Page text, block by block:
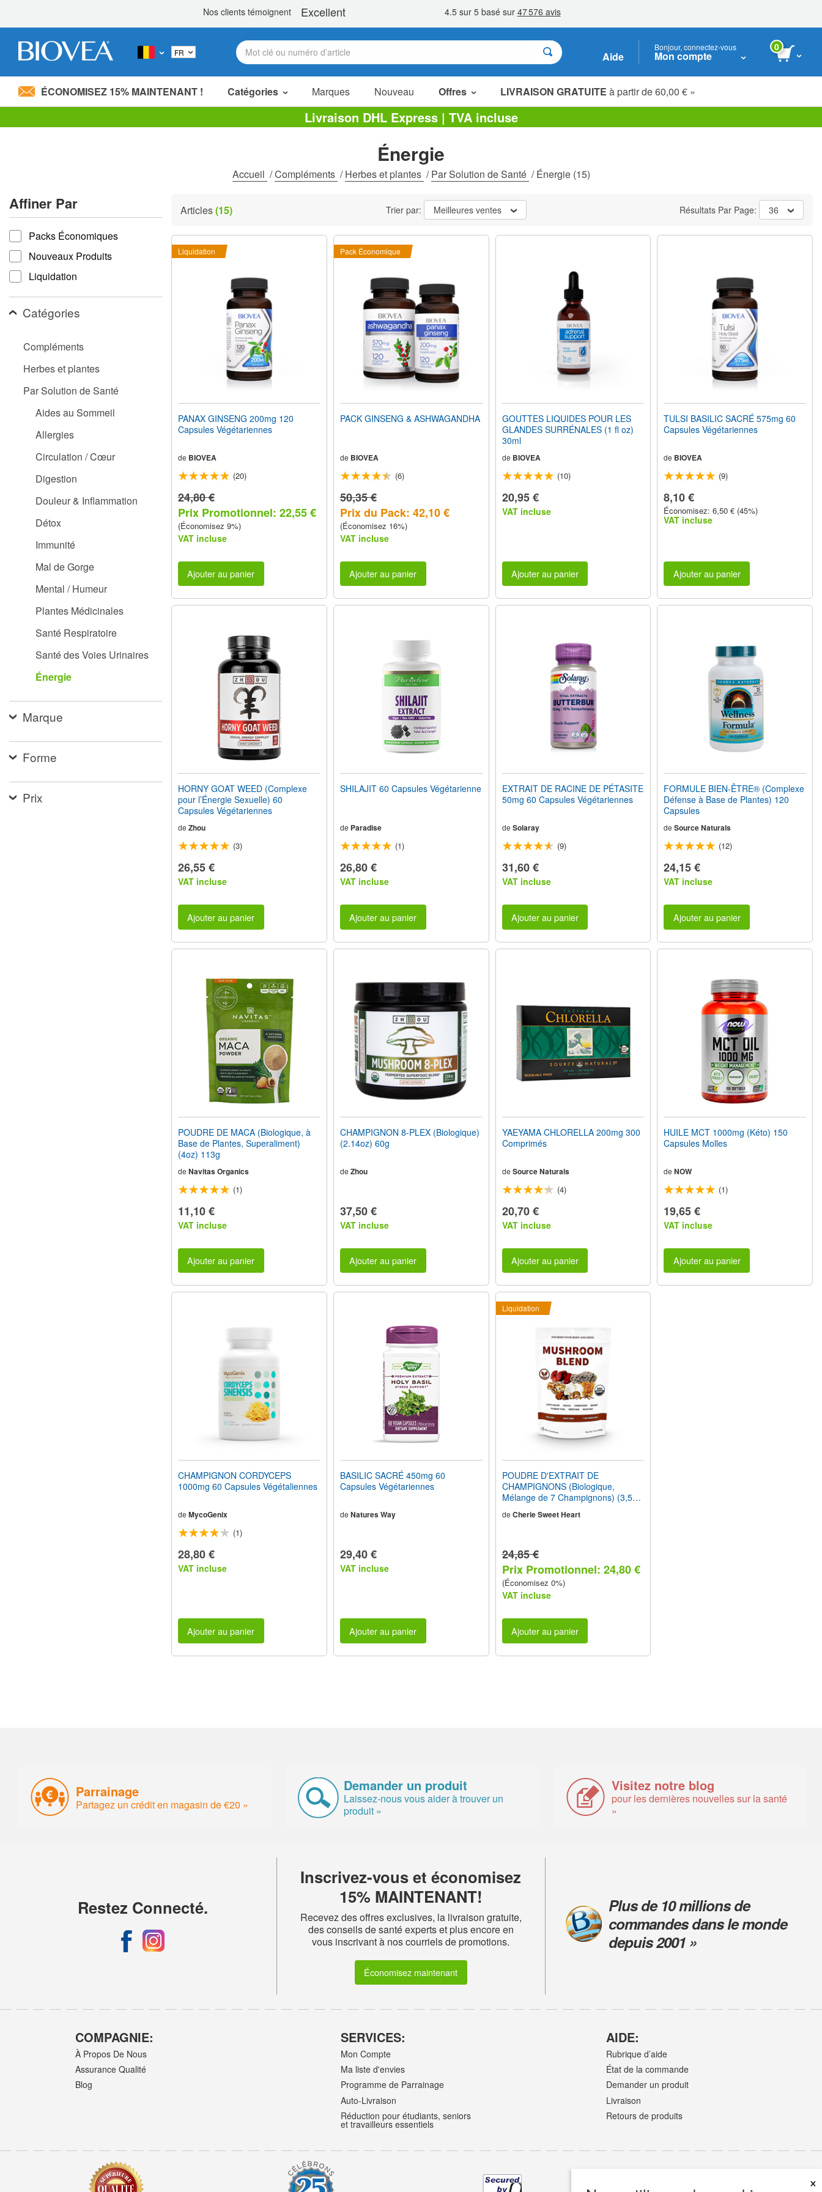
Veuillez
un
système
d'accessibilité.
Appuyez
sur
Ctrl-
F11
pour
site
malvoyants
utilisent
lecteur
Appuyez
d'accessibilité.
Aide
Bonjour, connectez-vous
Mon compte
0
ÉCONOMISEZ 15% MAINTENANT ! Catégories Marques Nouveau Offres LIVRAISON GRATUITE à partir de 60,00 € »
Articles en Promotion
Packs Économiques
Liquidation
Livraison DHL Express | TVA incluse
×
Énergie
Accueil /Compléments /Herbes et plantes /Par Solution de Santé /Énergie(15)
Affiner Par
Affiner par
Packs Économiques
Nouveaux Produits
Liquidation
Catégories
Compléments
Herbes et plantes
Par Solution de Santé
Aides au Sommeil
Allergies
Circulation / Cœur
Digestion
Douleur & Inflammation
Détox
Immunité
Mal de Gorge
Mental / Humeur
Plantes Médicinales
Santé Respiratoire
Santé des Voies Urinaires
Énergie
Marque
Forme
Prix
Articles(15) Trier par: Meilleures ventes Résultats Par Page: 36
Liquidation
PANAX GINSENG 200mg 120
Capsules Végétariennes
de BIOVEA
(20)
24,80 €
Prix Promotionnel: 22,55 €
(Économisez 9%)
VAT incluse
Ajouter au panier
Pack Économique
PACK GINSENG & ASHWAGANDHA
de BIOVEA
(6)
50,35 €
Prix du Pack: 42,10 €
(Économisez 16%)
VAT incluse
Ajouter au panier
GOUTTES LIQUIDES POUR LES
GLANDES SURRÉNALES (1 fl oz)
30ml
de BIOVEA
(10)
20,95 €
VAT incluse
Ajouter au panier
TULSI BASILIC SACRÉ 575mg 60
Capsules Végétariennes
de BIOVEA
(9)
8,10 €
Économisez: 6,50 € (45%)
VAT incluse
Ajouter au panier
HORNY GOAT WEED (Complexe
pour l’Énergie Sexuelle) 60
Capsules Végétariennes
de Zhou
(3)
26,55 €
VAT incluse
Ajouter au panier
SHILAJIT 60 Capsules Végétarienne
de Paradise
(1)
26,80 €
VAT incluse
Ajouter au panier
EXTRAIT DE RACINE DE PÉTASITE
50mg 60 Capsules Végétariennes
de Solaray
(9)
31,60 €
VAT incluse
Ajouter au panier
FORMULE BIEN-ÊTRE® (Complexe
Défense à Base de Plantes) 120
Capsules
de Source Naturals
(12)
24,15 €
VAT incluse
Ajouter au panier
POUDRE DE MACA (Biologique, à
Base de Plantes, Superaliment)
(4oz) 113g
de Navitas Organics
(1)
11,10 €
VAT incluse
Ajouter au panier
CHAMPIGNON 8-PLEX (Biologique)
(2.14oz) 60g
de Zhou
37,50 €
VAT incluse
Ajouter au panier
YAEYAMA CHLORELLA 200mg 300
Comprimés
de Source Naturals
(4)
20,70 €
VAT incluse
Ajouter au panier
HUILE MCT 1000mg (Kéto) 150
Capsules Molles
de NOW
(1)
19,65 €
VAT incluse
Ajouter au panier
CHAMPIGNON CORDYCEPS
1000mg 60 Capsules Végétaliennes
de MycoGenix
(1)
28,80 €
VAT incluse
Ajouter au panier
BASILIC SACRÉ 450mg 60
Capsules Végétariennes
de Natures Way
29,40 €
VAT incluse
Ajouter au panier
Liquidation
POUDRE D'EXTRAIT DE
CHAMPIGNONS (Biologique,
Mélange de 7 Champignons) (3,5
de Cherie Sweet Heart
24,85 €
Prix Promotionnel: 24,80 €
(Économisez 0%)
VAT incluse
Ajouter au panier
Parrainage
Partagez un crédit en magasin de €20 »
Demander un produit
Laissez-nous vous aider à trouver un
produit »
Visitez notre blog
pour les dernières nouvelles sur la santé
»
Restez Connecté.
Inscrivez-vous et économisez
15% MAINTENANT!
Recevez des offres exclusives, la livraison gratuite,
des conseils de santé experts et plus encore en
vous inscrivant à nos courriels de promotions.
Économisez maintenant
Plus de 10 millions de
commandes dans le monde
depuis 2001 »
COMPAGNIE:
À Propos De Nous
Assurance Qualité
Blog
SERVICES:
Mon Compte
Ma liste d'envies
Programme de Parrainage
Auto-Livraison
Réduction pour étudiants, seniors
et travailleurs essentiels
AIDE:
Rubrique d’aide
État de la commande
Demander un produit
Livraison
Retours de produits